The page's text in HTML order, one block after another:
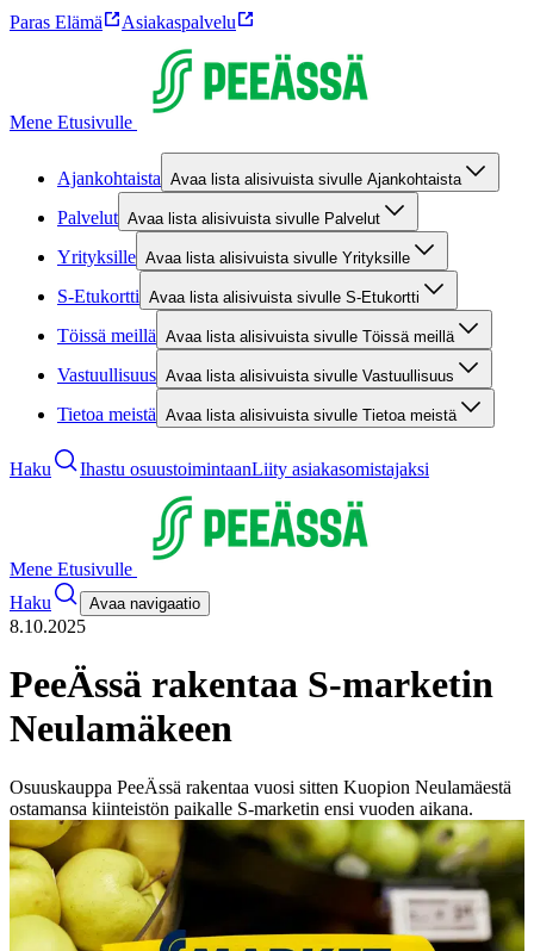
Paras Elämä Asiakaspalvelu
Mene Etusivulle
Ajankohtaista Avaa lista alisivuista sivulle Ajankohtaista
Palvelut Avaa lista alisivuista sivulle Palvelut
Yrityksille Avaa lista alisivuista sivulle Yrityksille
S-Etukortti Avaa lista alisivuista sivulle S-Etukortti
Töissä meillä Avaa lista alisivuista sivulle Töissä meillä
Vastuullisuus Avaa lista alisivuista sivulle Vastuullisuus
Tietoa meistä Avaa lista alisivuista sivulle Tietoa meistä
Haku Ihastu osuustoimintaanLiity asiakasomistajaksi
Mene Etusivulle
Haku
Avaa navigaatio
8.10.2025
PeeÄssä rakentaa S-marketin
Neulamäkeen
Osuuskauppa PeeÄssä rakentaa vuosi sitten Kuopion Neulamäestä
ostamansa kiinteistön paikalle S-marketin ensi vuoden aikana.